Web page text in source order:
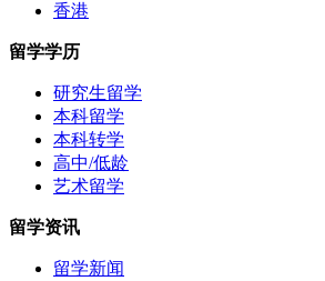
香港
留学学历
研究生留学
本科留学
本科转学
高中/低龄
艺术留学
留学资讯
留学新闻